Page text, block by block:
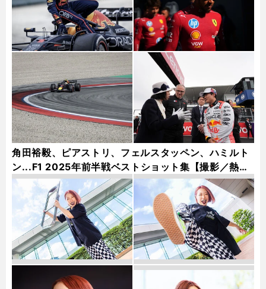
角田裕毅、ピアストリ、フェルスタッペン、ハミルト
ン...F1 2025年前半戦ベストショット集【撮影／熱田
護＆桜井淳雄】